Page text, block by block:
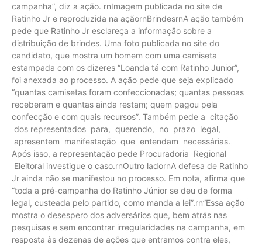
campanha”, diz a ação. rnImagem publicada no site de
Ratinho Jr e reproduzida na açãornBrindesrnA ação também
pede que Ratinho Jr esclareça a informação sobre a
distribuição de brindes. Uma foto publicada no site do
candidato, que mostra um homem com uma camiseta
estampada com os dizeres “Loanda tá com Ratinho Junior”,
foi anexada ao processo. A ação pede que seja explicado
“quantas camisetas foram confeccionadas; quantas pessoas
receberam e quantas ainda restam; quem pagou pela
confecção e com quais recursos”. Também pede a citação
dos representados para, querendo, no prazo legal,
apresentem manifestação que entendam necessárias.
Após isso, a representação pede Procuradoria Regional
Eleitoral investigue o caso.rnOutro ladornA defesa de Ratinho
Jr ainda não se manifestou no processo. Em nota, afirma que
“toda a pré-campanha do Ratinho Júnior se deu de forma
legal, custeada pelo partido, como manda a lei”.rn”Essa ação
mostra o desespero dos adversários que, bem atrás nas
pesquisas e sem encontrar irregularidades na campanha, em
resposta às dezenas de ações que entramos contra eles,